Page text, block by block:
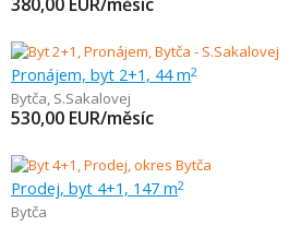
Pronájem, byt 2+1, 44 m2
Bytča, S.Sakalovej
530,00 EUR/měsíc
Prodej, byt 4+1, 147 m2
Bytča